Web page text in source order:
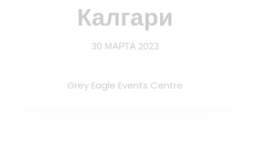
Калгари
30 МАРТА 2023
Grey Eagle Events Centre